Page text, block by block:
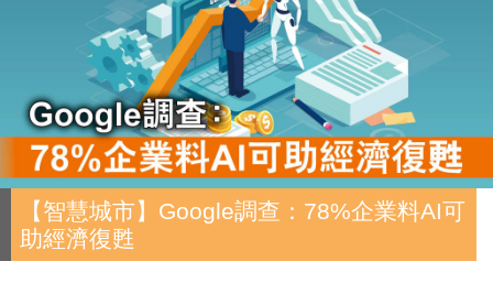
【智慧城市】Google調查：78%企業料AI可
助經濟復甦